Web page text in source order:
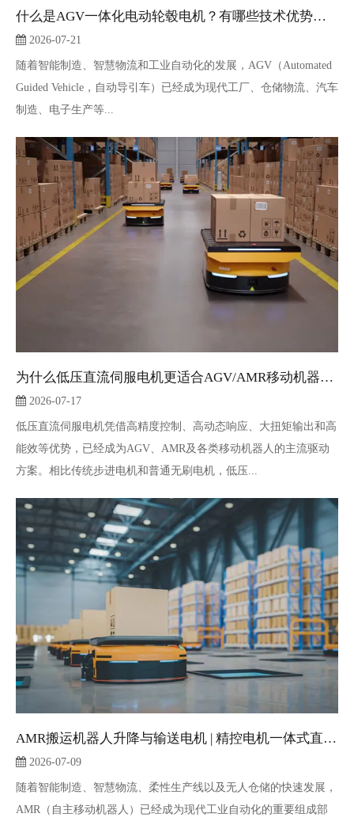
什么是AGV一体化电动轮毂电机？有哪些技术优势？——AGV智能搬运设备电机选型指南
2026-07-21
随着智能制造、智慧物流和工业自动化的发展，AGV（Automated
Guided Vehicle，自动导引车）已经成为现代工厂、仓储物流、汽车
制造、电子生产等...
为什么低压直流伺服电机更适合AGV/AMR移动机器人？
2026-07-17
低压直流伺服电机凭借高精度控制、高动态响应、大扭矩输出和高
能效等优势，已经成为AGV、AMR及各类移动机器人的主流驱动
方案。相比传统步进电机和普通无刷电机，低压...
AMR搬运机器人升降与输送电机 | 精控电机一体式直流伺服电机解决方案
2026-07-09
随着智能制造、智慧物流、柔性生产线以及无人仓储的快速发展，
AMR（自主移动机器人）已经成为现代工业自动化的重要组成部